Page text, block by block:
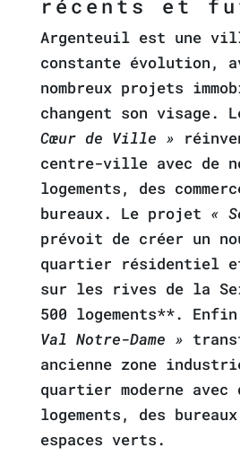
récents et
Argenteuil est une
constante évolution,
nombreux projets
changent son visage.
Cœur de Ville »
centre-ville avec de
logements, des
bureaux. Le projet «
prévoit de créer un
quartier résidentiel
sur les rives de la
500 logements**.
Val Notre-Dame »
ancienne zone
quartier moderne avec
logements, des
espaces verts.